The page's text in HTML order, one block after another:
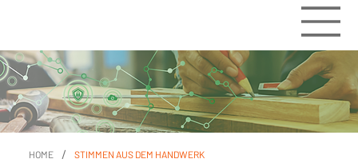
HOME / STIMMEN AUS DEM HANDWERK